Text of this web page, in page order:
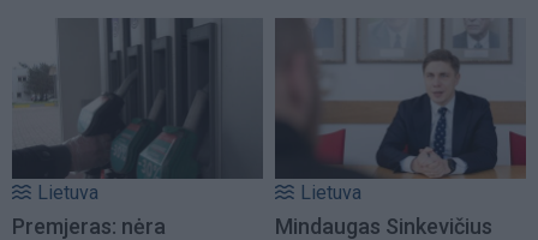
Lietuva
Premjeras: nėra
Lietuva
Mindaugas Sinkevičius